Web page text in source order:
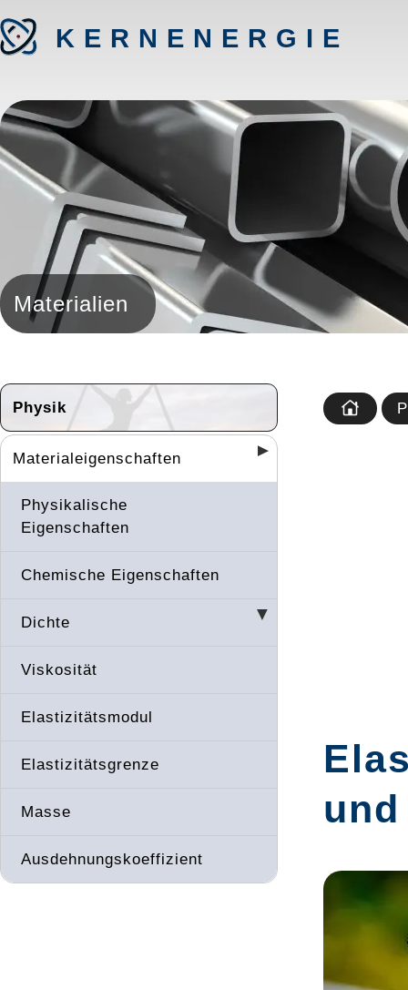
KERNENERGIE
Materialien
Physik
Materialeigenschaften
Physikalische
Eigenschaften
Chemische Eigenschaften
Dichte
Viskosität
Elastizitätsmodul
Elastizitätsgrenze
Masse
Ausdehnungskoeffizient